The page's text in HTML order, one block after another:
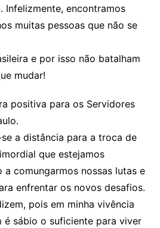
Infelizmente, encontramos
muitas pessoas que não se
e por isso não batalham
mudar!
positiva para os Servidores
a distância para a troca de
que estejamos
comungarmos nossas lutas e
enfrentar os novos desafios.
pois em minha vivência
é sábio o suficiente para viver